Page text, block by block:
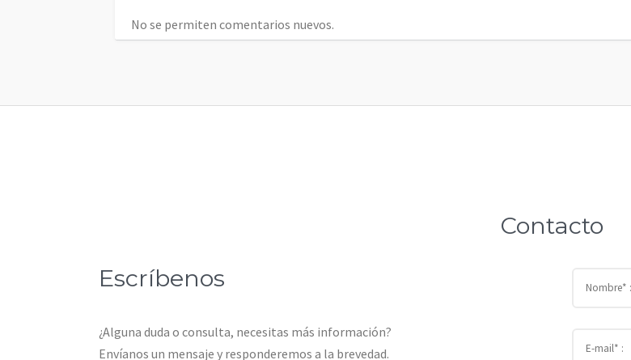
No se permiten comentarios nuevos.
Contacto
Escríbenos
¿Alguna duda o consulta, necesitas más información?
Envíanos un mensaje y responderemos a la brevedad.